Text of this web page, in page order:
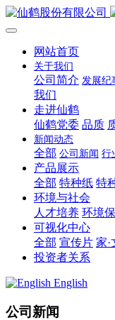
网站首页
关于我们
公司简介 发展纪
我们
走进仙鹤
仙鹤党委 品质
新闻动态
全部 公司新闻 行
产品展示
全部 特种纸 特
环境与社会
人才培养 环境
可视化中心
全部 宣传片 家·
投资者关系
English
公司新闻